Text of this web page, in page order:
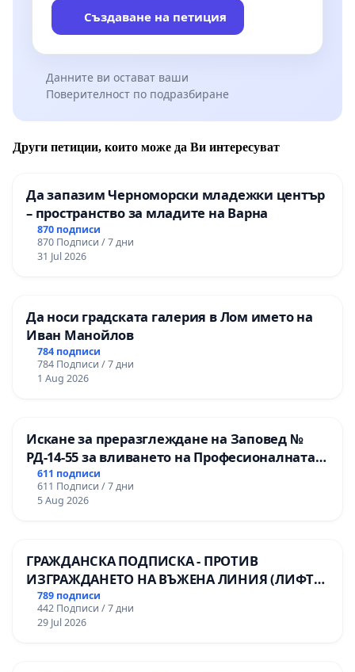
Създаване на петиция
Данните ви остават ваши
Поверителност по подразбиране
Други петиции, които може да Ви интересуват
Да запазим Черноморски младежки център
– пространство за младите на Варна
870 подписи
870 Подписи / 7 дни
31 Jul 2026
Да носи градската галерия в Лом името на
Иван Манойлов
784 подписи
784 Подписи / 7 дни
1 Aug 2026
Искане за преразглеждане на Заповед №
РД-14-55 за вливането на Професионалната
гимназия по промишлени технологии в
Професионалната гимназия по икономика и
мениджмънт – гр. Пазарджик
611 подписи
611 Подписи / 7 дни
5 Aug 2026
ГРАЖДАНСКА ПОДПИСКА - ПРОТИВ
ИЗГРАЖДАНЕТО НА ВЪЖЕНА ЛИНИЯ (ЛИФТ)
НА ТЕРИТОРИЯТА НА ПРИРОДНА
ЗАБЕЛЕЖИТЕЛНОСТ „ХЪЛМ НА
ОСВОБОДИТЕЛИТЕ“ (БУНАРДЖИК)
789 подписи
442 Подписи / 7 дни
29 Jul 2026